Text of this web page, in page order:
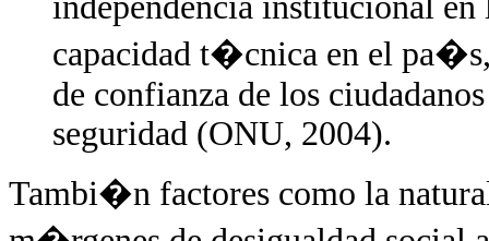
capacidad t�cnica en el
de confianza de los
seguridad (ONU, 2004).
Tambi�n factores como la